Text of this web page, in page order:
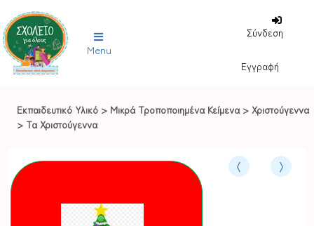
Menu
Σύνδεση
Εγγραφή
Εκπαιδευτικό Υλικό > Μικρά Τροποποιημένα Κείμενα > Χριστούγεννα
> Τα Χριστούγεννα